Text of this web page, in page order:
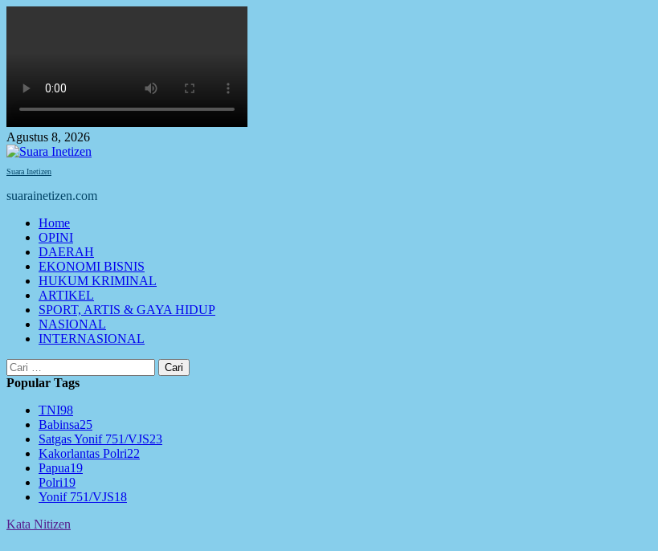
Agustus 8, 2026
Suara Inetizen
suarainetizen.com
Primary
Menu
Home
OPINI
DAERAH
EKONOMI BISNIS
HUKUM KRIMINAL
ARTIKEL
SPORT, ARTIS & GAYA HIDUP
NASIONAL
INTERNASIONAL
Cari
untuk:
Popular Tags
TNI98
Babinsa25
Satgas Yonif 751/VJS23
Kakorlantas Polri22
Papua19
Polri19
Yonif 751/VJS18
Kata Nitizen